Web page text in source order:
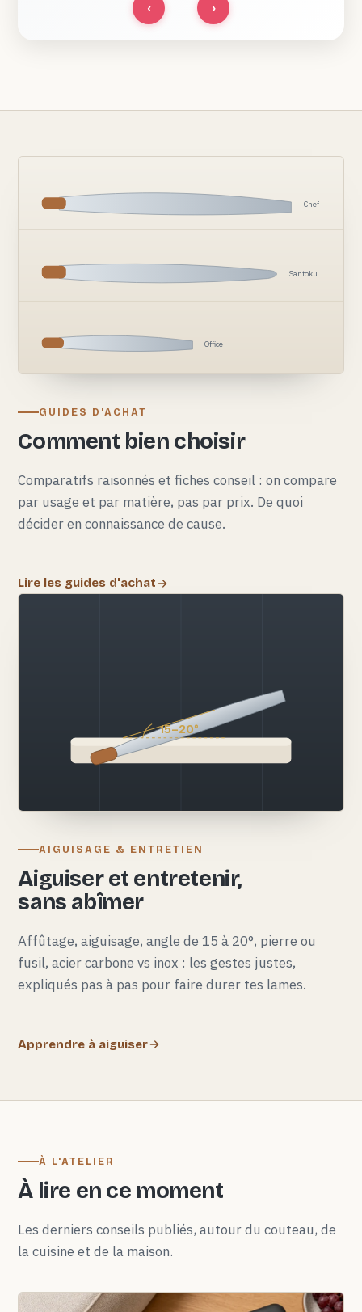
‹ ›
Chef
Santoku
Office
GUIDES D'ACHAT
Comment bien choisir
Comparatifs raisonnés et fiches conseil : on compare
par usage et par matière, pas par prix. De quoi
décider en connaissance de cause.
Lire les guides d'achat
15–20°
AIGUISAGE & ENTRETIEN
Aiguiser et entretenir,
sans abîmer
Affûtage, aiguisage, angle de 15 à 20°, pierre ou
fusil, acier carbone vs inox : les gestes justes,
expliqués pas à pas pour faire durer tes lames.
Apprendre à aiguiser
À L'ATELIER
À lire en ce moment
Les derniers conseils publiés, autour du couteau, de
la cuisine et de la maison.